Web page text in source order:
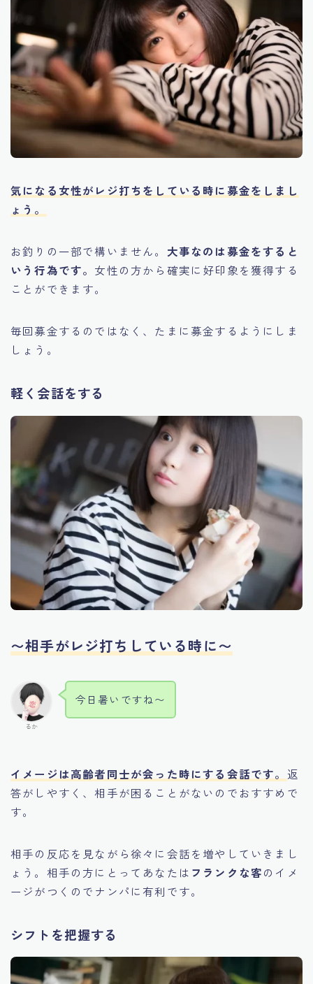
気になる女性がレジ打ちをしている時に募金をしまし
ょう。
お釣りの一部で構いません。 大事なのは募金をすると
いう行為です。 女性の方から確実に好印象を獲得する
ことができます。
毎回募金するのではなく、たまに募金するようにしま
しょう。
軽く会話をする
〜相手がレジ打ちしている時に〜
るか
今日暑いですね〜
イメージは高齢者同士が会った時にする会話です。 返
答がしやすく、相手が困ることがないのでおすすめで
す。
相手の反応を見ながら徐々に会話を増やしていきまし
ょう。相手の方にとってあなたは フランクな客のイメ
ージがつくのでナンパに有利です。
シフトを把握する